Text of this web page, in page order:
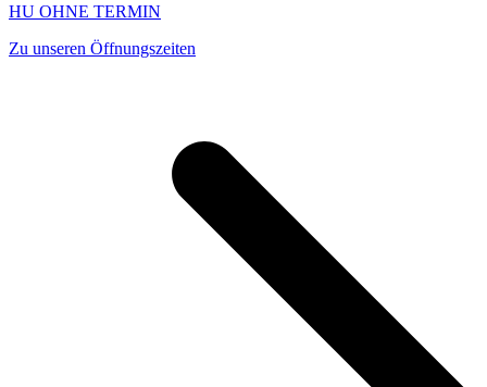
HU OHNE TERMIN
Zu unseren Öffnungszeiten